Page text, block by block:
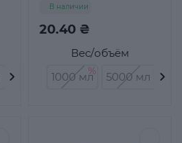
60 мл
Вес/объём
1000 мл
5000 мл 60
20.40 ₴
В наличии